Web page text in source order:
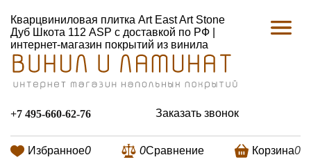
Кварцвиниловая плитка Art East Art Stone
Дуб Шкота 112 ASP с доставкой по РФ |
интернет-магазин покрытий из винила
+7 495-660-62-76 Заказать звонок
Избранное0 0Сравнение Корзина0